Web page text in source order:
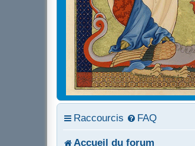
Raccourcis FAQ
Accueil du forum